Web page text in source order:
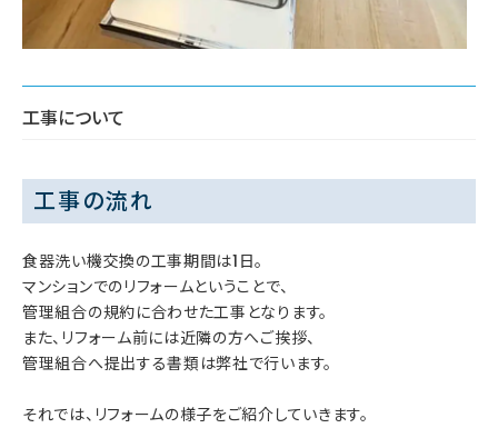
工事について
工事の流れ
食器洗い機交換の工事期間は1日。
マンションでのリフォームということで、
管理組合の規約に合わせた工事となります。
また、リフォーム前には近隣の方へご挨拶、
管理組合へ提出する書類は弊社で行います。
それでは、リフォームの様子をご紹介していきます。